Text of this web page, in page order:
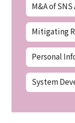
M&A of
Mitigating
Personal
System